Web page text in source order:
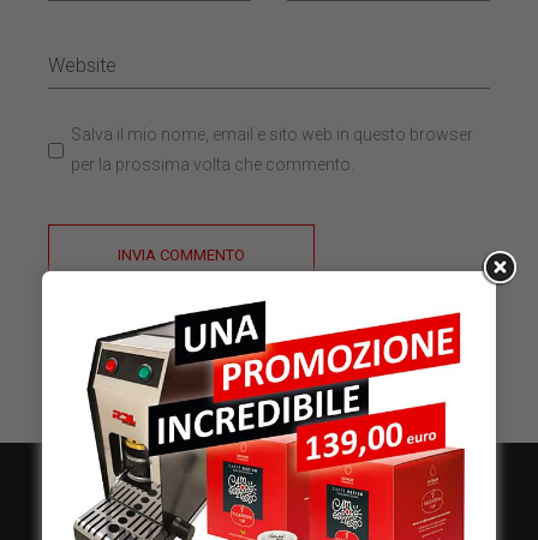
Salva il mio nome, email e sito web in questo browser
per la prossima volta che commento.
INVIA COMMENTO